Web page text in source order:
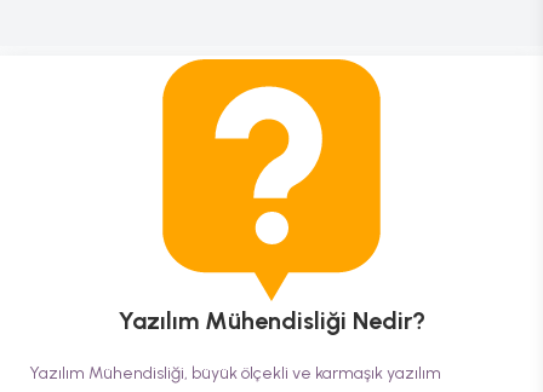
Yazılım Mühendisliği Nedir?
Yazılım Mühendisliği, büyük ölçekli ve karmaşık yazılım